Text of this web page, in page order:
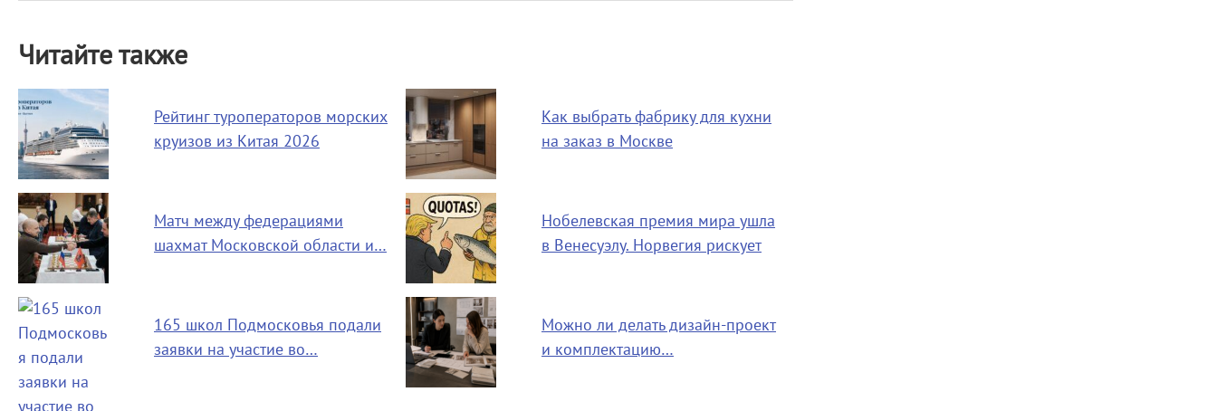
Читайте также
Рейтинг туроператоров морских
круизов из Китая 2026
Как выбрать фабрику для кухни
на заказ в Москве
Матч между федерациями
шахмат Московской области и…
Нобелевская премия мира ушла
в Венесуэлу. Норвегия рискует
165 школ Подмосковья подали
заявки на участие во…
Можно ли делать дизайн-проект
и комплектацию…